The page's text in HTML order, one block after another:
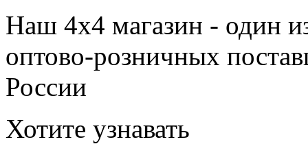
Наш 4x4 магазин - один
оптово-розничных
России
Хотите узнавать